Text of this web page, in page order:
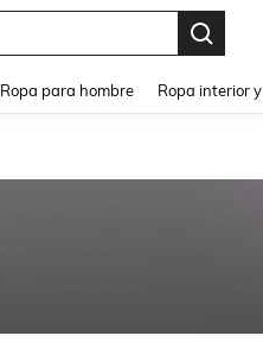
Ropa para hombre Ropa interior